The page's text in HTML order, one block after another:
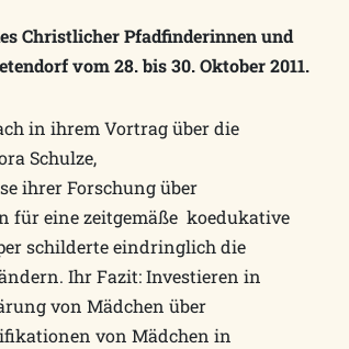
Christlicher Pfadfinderinnen und
vom 28. bis 30. Oktober 2011.
in ihrem Vortrag über die
Schulze,
ihrer Forschung über
für eine zeitgemäße koedukative
schilderte eindringlich die
Ihr Fazit: Investieren in
von Mädchen über
von Mädchen in